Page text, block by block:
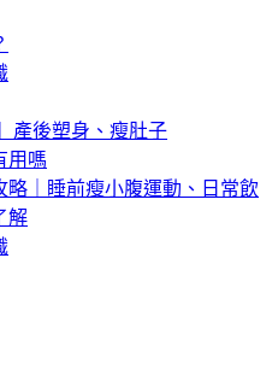
產後塑身、瘦肚子
用嗎
略｜睡前瘦小腹運動、日常飲
解